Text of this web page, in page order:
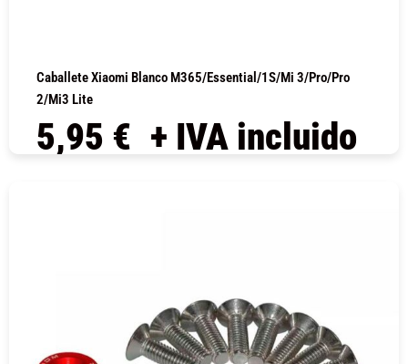
Caballete Xiaomi Blanco M365/Essential/1S/Mi 3/Pro/Pro
2/Mi3 Lite
5,95 € + IVA incluido